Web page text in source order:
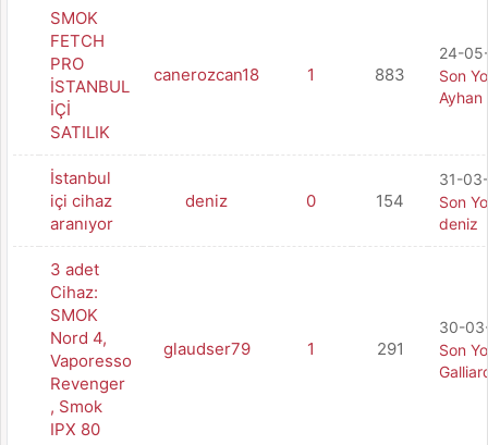
SMOK
FETCH
PRO
İSTANBUL
İÇİ
SATILIK
canerozcan18 1 883
24-
Son
Ayhan
İstanbul
içi cihaz
aranıyor
deniz 0 154
31-
Son
deniz
3 adet
Cihaz:
SMOK
Nord 4,
Vaporesso
Revenger
, Smok
IPX 80
glaudser79 1 291
30-
Son